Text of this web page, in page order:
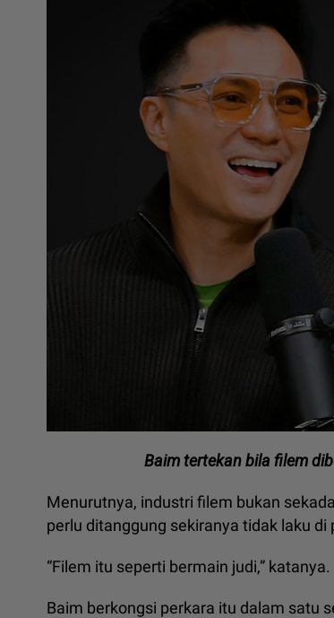
Baim tertekan bila filem
Menurutnya, industri filem bukan
perlu ditanggung sekiranya tidak laku di
“Filem itu seperti bermain judi,” katanya.
Baim berkongsi perkara itu dalam satu